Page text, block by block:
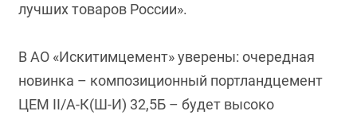
лучших товаров России».
В АО «Искитимцемент» уверены: очередная
новинка – композиционный портландцемент
ЦЕМ II/А-К(Ш-И) 32,5Б – будет высоко